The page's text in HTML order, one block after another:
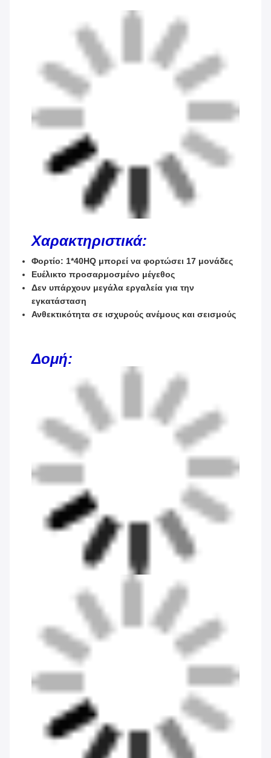
Χαρακτηριστικά:
Φορτίο: 1*40HQ μπορεί να φορτώσει 17 μονάδες
Ευέλικτο προσαρμοσμένο μέγεθος
Δεν υπάρχουν μεγάλα εργαλεία για την
εγκατάσταση
Ανθεκτικότητα σε ισχυρούς ανέμους και σεισμούς
Δομή: